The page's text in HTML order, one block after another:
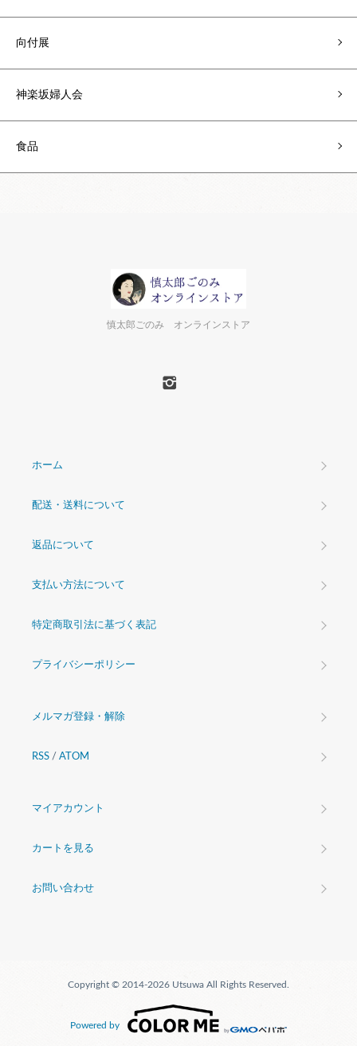
向付展
神楽坂婦人会
食品
慎太郎ごのみ オンラインストア
ホーム
配送・送料について
返品について
支払い方法について
特定商取引法に基づく表記
プライバシーポリシー
メルマガ登録・解除
RSS / ATOM
マイアカウント
カートを見る
お問い合わせ
Copyright © 2014-2026 Utsuwa All Rights Reserved.
Powered by